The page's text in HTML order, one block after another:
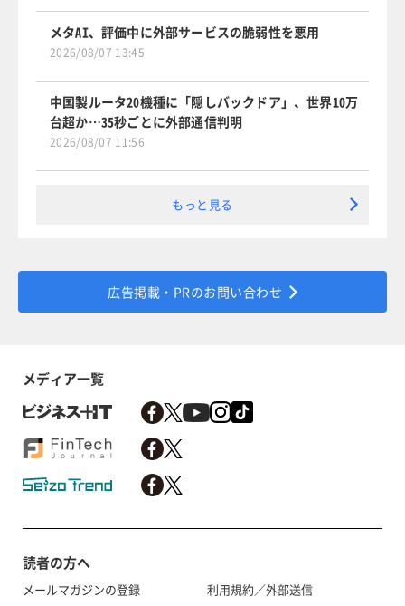
メタAI、評価中に外部サービスの脆弱性を悪用
2026/08/07 13:45
中国製ルータ20機種に「隠しバックドア」、世界10万
台超か…35秒ごとに外部通信判明
2026/08/07 11:56
もっと見る
広告掲載・PRのお問い合わせ
メディア一覧
読者の方へ
メールマガジンの登録
利用規約／外部送信